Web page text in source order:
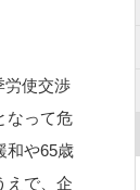
労使交渉
なって危
和や65歳
えで、企